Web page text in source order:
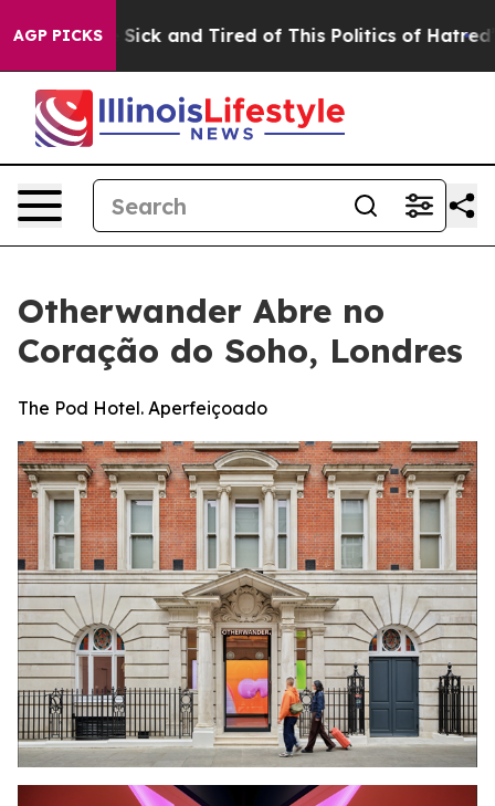
AGP PICKS
Are Sick and Tired of This Politics of Hatred” The
Otherwander Abre no
Coração do Soho, Londres
The Pod Hotel. Aperfeiçoado